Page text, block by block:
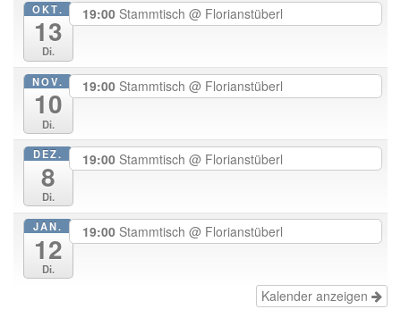
OKT.
13
Di.
19:00 Stammtisch @ Florianstüberl
NOV.
10
Di.
19:00 Stammtisch @ Florianstüberl
DEZ.
8
Di.
19:00 Stammtisch @ Florianstüberl
JAN.
12
Di.
19:00 Stammtisch @ Florianstüberl
Kalender anzeigen